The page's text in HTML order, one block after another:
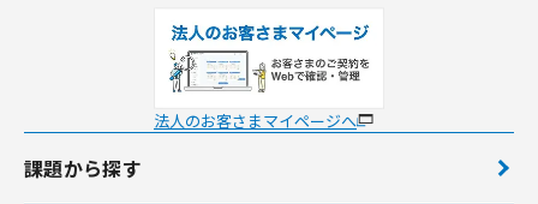
法人のお客さまマイページへ
課題から探す